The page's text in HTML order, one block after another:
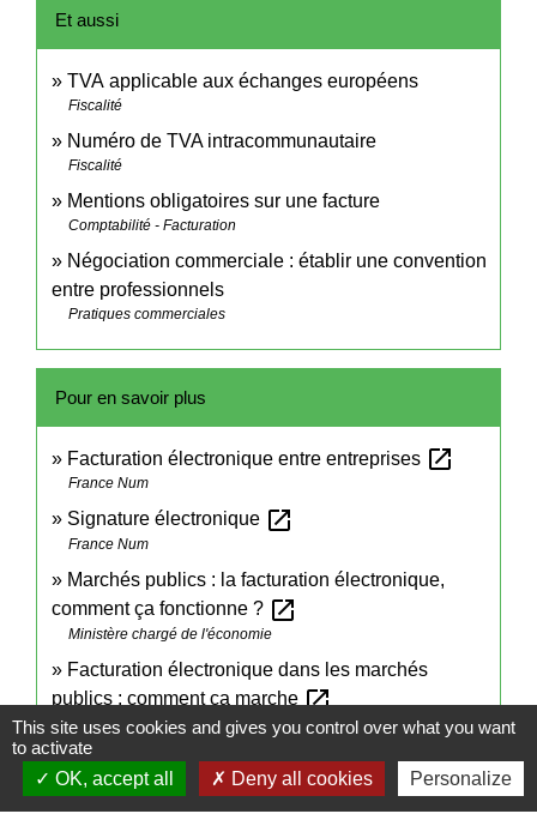
Et aussi
TVA applicable aux échanges européens
Fiscalité
Numéro de TVA intracommunautaire
Fiscalité
Mentions obligatoires sur une facture
Comptabilité - Facturation
Négociation commerciale : établir une convention
entre professionnels
Pratiques commerciales
Pour en savoir plus
Facturation électronique entre entreprises open_in_new
France Num
Signature électronique open_in_new
France Num
Marchés publics : la facturation électronique,
comment ça fonctionne ? open_in_new
Ministère chargé de l'économie
Facturation électronique dans les marchés
publics : comment ça marche open_in_new
France Num
Taux de changeopen_in_new
Banque de France
open_in_new
This site uses cookies and gives you control over what you want
to activate
OK, accept all
Deny all cookies Personalize